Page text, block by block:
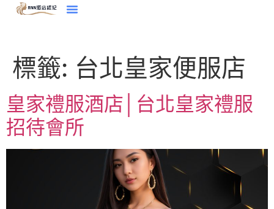
標籤: 台北皇家便服店
皇家禮服酒店│台北皇家禮服
招待會所